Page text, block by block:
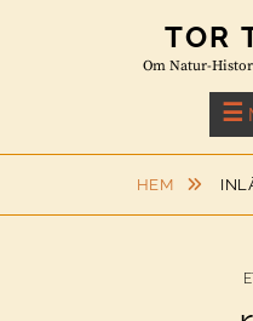
TOR
Om Natur-
HEM